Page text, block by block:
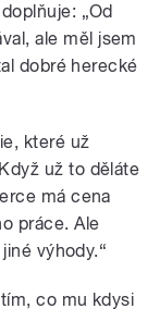
„Od
ale měl jsem
dobré herecké
které už
už to děláte
má cena
práce. Ale
výhody.“
co mu kdysi